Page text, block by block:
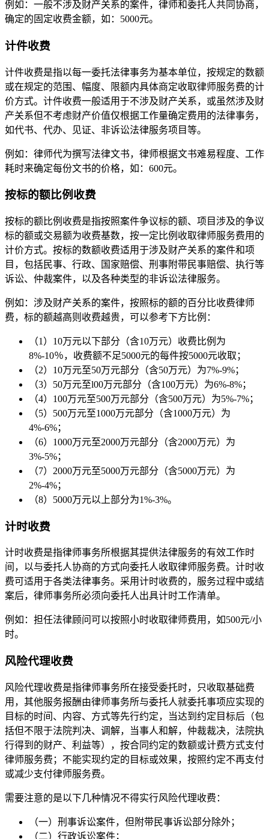
例如：一般不涉及财产关系的案件，律师和委托人共同协商，
确定的固定收费金额，如：5000元。
计件收费
计件收费是指以每一委托法律事务为基本单位，按规定的数额
或在规定的范围、幅度、限额内具体商定收取律师服务费的计
价方式。计件收费一般适用于不涉及财产关系，或虽然涉及财
产关系但不考虑财产价值仅根据工作量确定费用的法律事务，
如代书、代办、见证、非诉讼法律服务项目等。
例如：律师代为撰写法律文书，律师根据文书难易程度、工作
耗时来确定每份文书的价格，如：600元。
按标的额比例收费
按标的额比例收费是指按照案件争议标的额、项目涉及的争议
标的额或交易额为收费基数，按一定比例收取律师服务费用的
计价方式。按标的数额收费适用于涉及财产关系的案件和项
目，包括民事、行政、国家赔偿、刑事附带民事赔偿、执行等
诉讼、仲裁案件，以及各种类型的非诉讼法律服务。
例如：涉及财产关系的案件，按照标的额的百分比收费律师
费，标的额越高则收费越贵，可以参考下方比例：
（1）10万元以下部分（含10万元）收费比例为
8%-10％，收费额不足5000元的每件按5000元收取；
（2）10万元至50万元部分（含50万元）为7%-9%；
（3）50万元至l00万元部分（含100万元）为6%-8%；
（4）100万元至500万元部分（含500万元）为5%-7%；
（5）500万元至1000万元部分（含1000万元）为
4%-6%；
（6）1000万元至2000万元部分（含2000万元）为
3%-5%；
（7）2000万元至5000万元部分（含5000万元）为
2%-4%；
（8）5000万元以上部分为1%-3%。
计时收费
计时收费是指律师事务所根据其提供法律服务的有效工作时
间，以与委托人协商的方式向委托人收取律师服务费。计时收
费可适用于各类法律事务。采用计时收费的，服务过程中或结
案后，律师事务所必须向委托人出具计时工作清单。
例如：担任法律顾问可以按照小时收取律师费用，如500元/小
时。
风险代理收费
风险代理收费是指律师事务所在接受委托时，只收取基础费
用，其他服务报酬由律师事务所与委托人就委托事项应实现的
目标的时间、内容、方式等先行约定，当达到约定目标后（包
括但不限于法院判决、调解，当事人和解，仲裁裁决，法院执
行得到的财产、利益等），按合同约定的数额或计费方式支付
律师服务费；不能实现约定的目标或效果，按照约定不再支付
或减少支付律师服务费。
需要注意的是以下几种情况不得实行风险代理收费：
（一）刑事诉讼案件，但附带民事诉讼部分除外；
（二）行政诉讼案件；